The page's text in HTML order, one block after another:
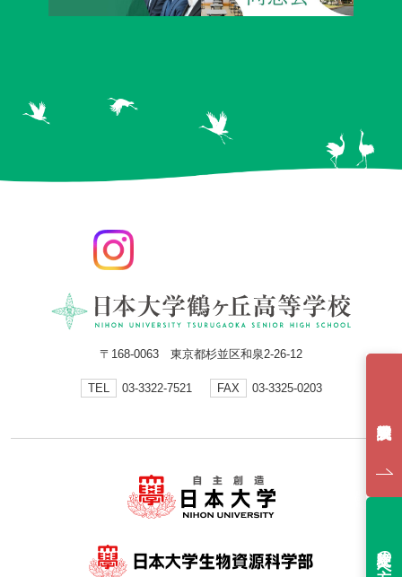
受験生の方へ
〒168-0063 東京都杉並区和泉2-26-12
TEL 03-3322-7521 FAX 03-3325-0203